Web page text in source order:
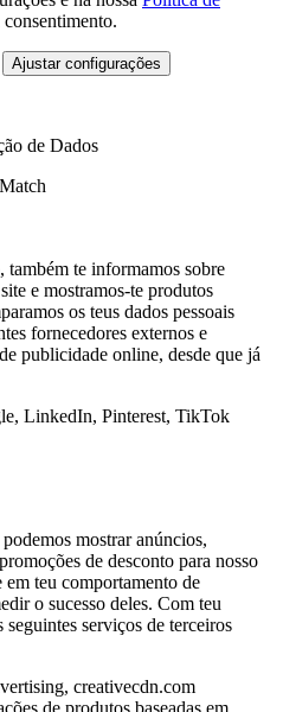
consentimento.
Ajustar configurações
de Dados
também te informamos sobre
e mostramos-te produtos
os teus dados pessoais
fornecedores externos e
publicidade online, desde que já
LinkedIn, Pinterest, TikTok
mostrar anúncios,
de desconto para nosso
teu comportamento de
o sucesso deles. Com teu
seguintes serviços de terceiros
creativecdn.com